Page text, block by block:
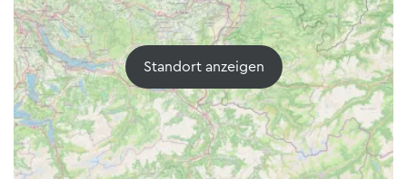
Standort anzeigen